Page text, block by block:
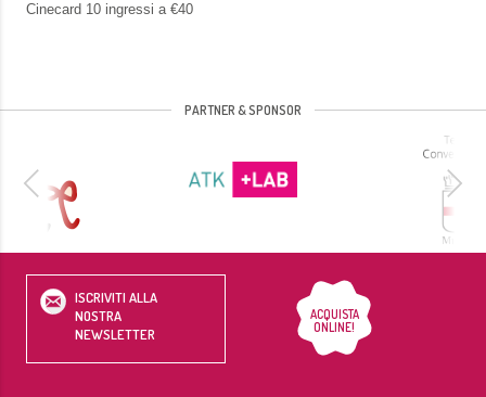
Cinecard 10 ingressi a €40
PARTNER & SPONSOR
ISCRIVITI ALLA
NOSTRA
NEWSLETTER
ACQUISTA
ONLINE!